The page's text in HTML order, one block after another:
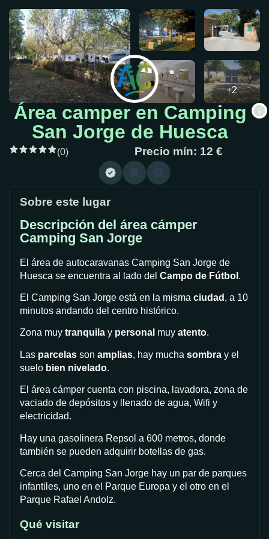
+2
Área camper en Camping
San Jorge de Huesca
(0) Precio mín: 12 €
Sobre este lugar
Descripción del área cámper
Camping San Jorge
El área de autocaravanas Camping San Jorge de
Huesca se encuentra al lado del Campo de Fútbol .
El Camping San Jorge está en la misma ciudad , a 10
minutos andando del centro histórico.
Zona muy tranquila y personal muy atento.
Las parcelas son amplias, hay mucha sombra y el
suelo bien nivelado.
El área cámper cuenta con piscina, lavadora, zona de
vaciado de depósitos y llenado de agua, Wifi y
electricidad.
Hay una gasolinera Repsol a 600 metros, donde
también se pueden adquirir botellas de gas.
Cerca del Camping San Jorge hay un par de parques
infantiles, uno en el Parque Europa y el otro en el
Parque Rafael Andolz.
Qué visitar